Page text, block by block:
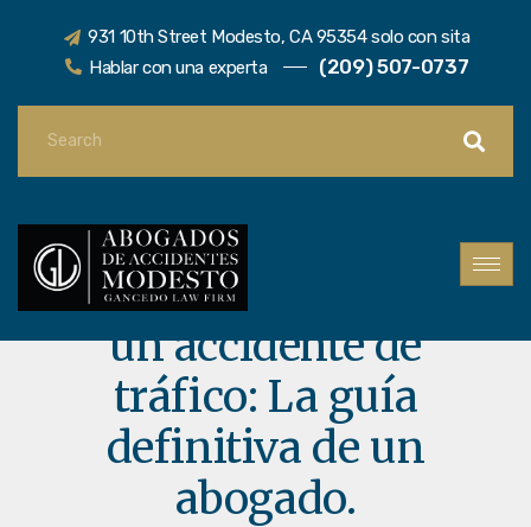
931 10th Street Modesto, CA 95354 solo con sita
Hablar con una experta
(209) 507-0737
Borrando el caos de
un accidente de
tráfico: La guía
definitiva de un
abogado.